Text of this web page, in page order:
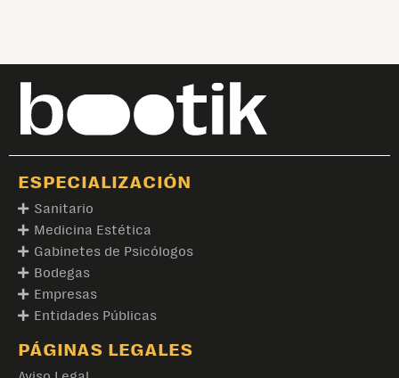
ESPECIALIZACIÓN
Sanitario
Medicina Estética
Gabinetes de Psicólogos
Bodegas
Empresas
Entidades Públicas
PÁGINAS LEGALES